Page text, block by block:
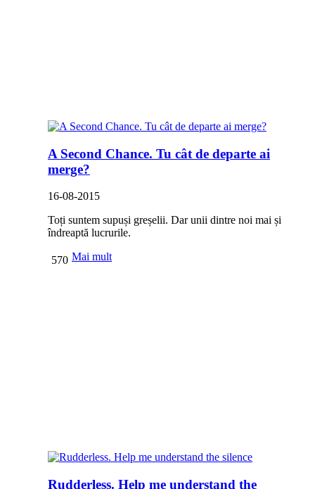
A Second Chance. Tu cât de departe ai
merge?
16-08-2015
Toți suntem supuși greșelii. Dar unii dintre noi mai și
îndreaptă lucrurile.
Mai mult
570
Rudderless. Help me understand the